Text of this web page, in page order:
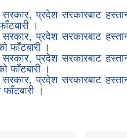
प्रदेश सरकारबाट
।
प्रदेश सरकारबाट
फाँटबारी ।
प्रदेश सरकारबाट
फाँटबारी ।
प्रदेश सरकारबाट
।